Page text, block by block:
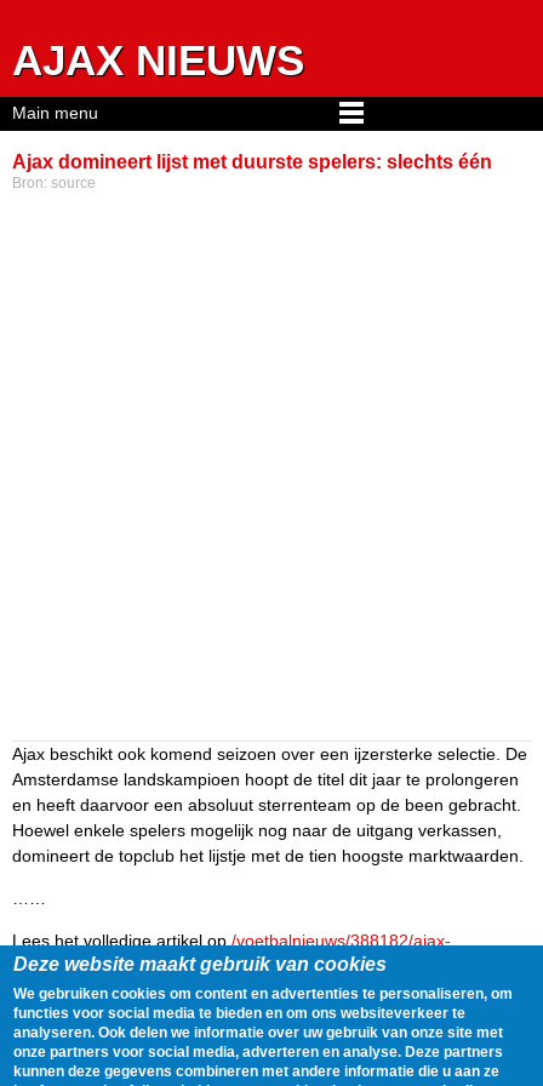
AJAX NIEUWS
Ajax domineert lijst met duurste spelers: slechts één
Bron: source
Ajax beschikt ook komend seizoen over een ijzersterke selectie. De
Amsterdamse landskampioen hoopt de titel dit jaar te prolongeren
en heeft daarvoor een absoluut sterrenteam op de been gebracht.
Hoewel enkele spelers mogelijk nog naar de uitgang verkassen,
domineert de topclub het lijstje met de tien hoogste marktwaarden.
Lees het volledige artikel op /voetbalnieuws/388182/ajax-
domineert-lijst-met-duurste-spelers-slechts-een-feyenoorder/
Delen Tweet 30 July, 2021 - 20:51
Gegevens
Main menu
Deze website maakt gebruik van cookies
We gebruiken cookies om content en advertenties te personaliseren, om
functies voor social media te bieden en om ons websiteverkeer te
analyseren. Ook delen we informatie over uw gebruik van onze site met
onze partners voor social media, adverteren en analyse. Deze partners
kunnen deze gegevens combineren met andere informatie die u aan ze